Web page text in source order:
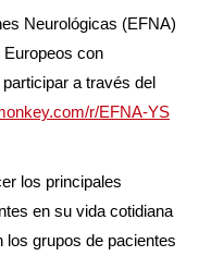
Neurológicas (EFNA)
con
a través del
r/EFNA-YS
los principales
en su vida cotidiana
grupos de pacientes